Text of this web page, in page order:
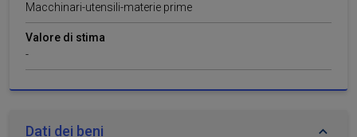
Macchinari-utensili-materie prime
Valore di stima
-
Dati dei beni